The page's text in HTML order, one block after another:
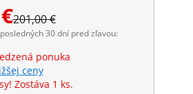
201,00 €
30 dní pred zľavou:
ponuka
ceny
Zostáva 1 ks.